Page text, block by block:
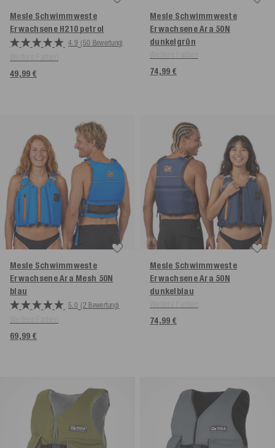
Mesle Schwimmweste
Erwachsene H210 petrol
4.9 (50 Bewertung)
49,99 €
Mesle Schwimmweste
Erwachsene Ara 50N
dunkelgrün
74,99 €
Mesle Schwimmweste
Erwachsene Ara Mesh 50N
blau
5.0 (2 Bewertung)
69,99 €
Mesle Schwimmweste
Erwachsene Ara 50N
dunkelblau
74,99 €